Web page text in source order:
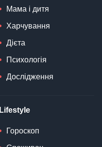
Мама і дитя
Харчування
Дієта
Психологія
Дослідження
Lifestyle
Гороскоп